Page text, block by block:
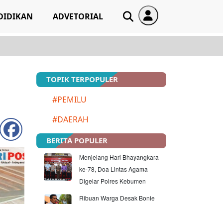
ADVETORIAL
TOPIK TERPOPULER
#PEMILU
#DAERAH
BERITA POPULER
Menjelang Hari Bhayangkara
ke-78, Doa Lintas Agama
Digelar Polres Kebumen
Ribuan Warga Desak Bonie